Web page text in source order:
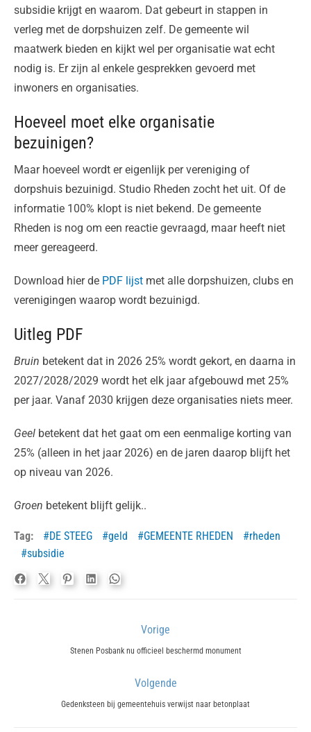
subsidie krijgt en waarom. Dat gebeurt in stappen in
verleg met de dorpshuizen zelf. De gemeente wil
maatwerk bieden en kijkt wel per organisatie wat echt
nodig is. Er zijn al enkele gesprekken gevoerd met
inwoners en organisaties.
Hoeveel moet elke organisatie
bezuinigen?
Maar hoeveel wordt er eigenlijk per vereniging of
dorpshuis bezuinigd. Studio Rheden zocht het uit. Of de
informatie 100% klopt is niet bekend. De gemeente
Rheden is nog om een reactie gevraagd, maar heeft niet
meer gereageerd.
Download hier de PDF lijst met alle dorpshuizen, clubs en
verenigingen waarop wordt bezuinigd.
Uitleg PDF
Bruin betekent dat in 2026 25% wordt gekort, en daarna in
2027/2028/2029 wordt het elk jaar afgebouwd met 25%
per jaar. Vanaf 2030 krijgen deze organisaties niets meer.
Geel betekent dat het gaat om een eenmalige korting van
25% (alleen in het jaar 2026) en de jaren daarop blijft het
op niveau van 2026.
Groen betekent blijft gelijk..
Tag: DE STEEG geld GEMEENTE RHEDEN
rheden
subsidie
navigatie
Vorige
Previous
Stenen Posbank nu officieel beschermd monument
Volgende
Next
Gedenksteen bij gemeentehuis verwijst naar betonplaat